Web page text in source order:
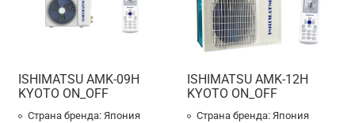
ISHIMATSU AMK-09H
KYOTO ON_OFF
Страна бренда: Япония
ISHIMATSU AMK-12H
KYOTO ON_OFF
Страна бренда: Япония